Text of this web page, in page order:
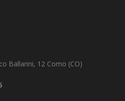
Ballarini, 12 Como (CO)